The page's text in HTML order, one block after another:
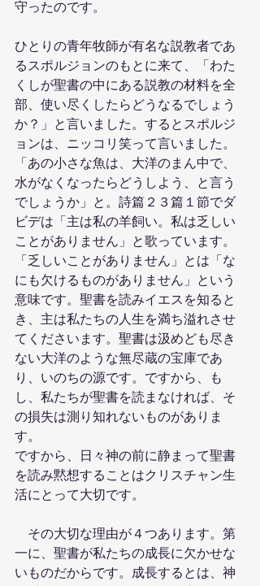
守ったのです。
ひとりの青年牧師が有名な説教者であ
るスポルジョンのもとに来て、「わた
くしが聖書の中にある説教の材料を全
部、使い尽くしたらどうなるでしょう
か？」と言いました。するとスポルジ
ョンは、ニッコリ笑って言いました。
「あの小さな魚は、大洋のまん中で、
水がなくなったらどうしよう、と言う
でしょうか」と。詩篇２３篇１節でダ
ビデは「主は私の羊飼い。私は乏しい
ことがありません」と歌っています。
「乏しいことがありません」とは「な
にも欠けるものがありません」という
意味です。聖書を読みイエスを知ると
き、主は私たちの人生を満ち溢れさせ
てくださいます。聖書は汲めども尽き
ない大洋のような無尽蔵の宝庫であ
り、いのちの源です。ですから、も
し、私たちが聖書を読まなければ、そ
の損失は測り知れないものがありま
す。
ですから、日々神の前に静まって聖書
を読み黙想することはクリスチャン生
活にとって大切です。
その大切な理由が４つあります。第
一に、聖書が私たちの成長に欠かせな
いものだからです。成長するとは、神